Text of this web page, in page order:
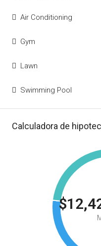
Air Conditioning
Gym
Lawn
Swimming Pool
Calculadora de